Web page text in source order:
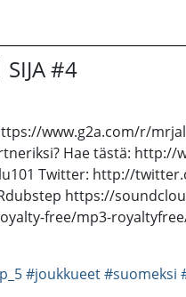
SIJA #4
www.g2a.com/r/
Hae tästä:
Twitter: http://
https://
free/mp3-
#joukkueet#suomeksi